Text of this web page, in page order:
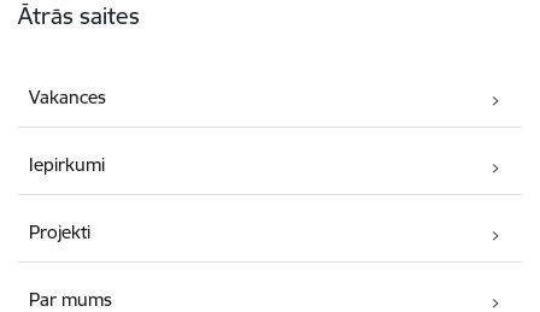
Ātrās saites
Vakances
Iepirkumi
Projekti
Par mums